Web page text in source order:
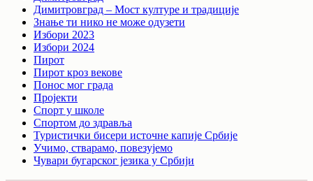
Димитровград – Мост културе и традиције
Знање ти нико не може одузети
Избори 2023
Избори 2024
Пирот
Пирот кроз векове
Понос мог града
Пројекти
Спорт у школе
Спортом до здравља
Туристички бисери источне капије Србије
Учимо, стварамо, повезујемо
Чувари бугарског језика у Србији